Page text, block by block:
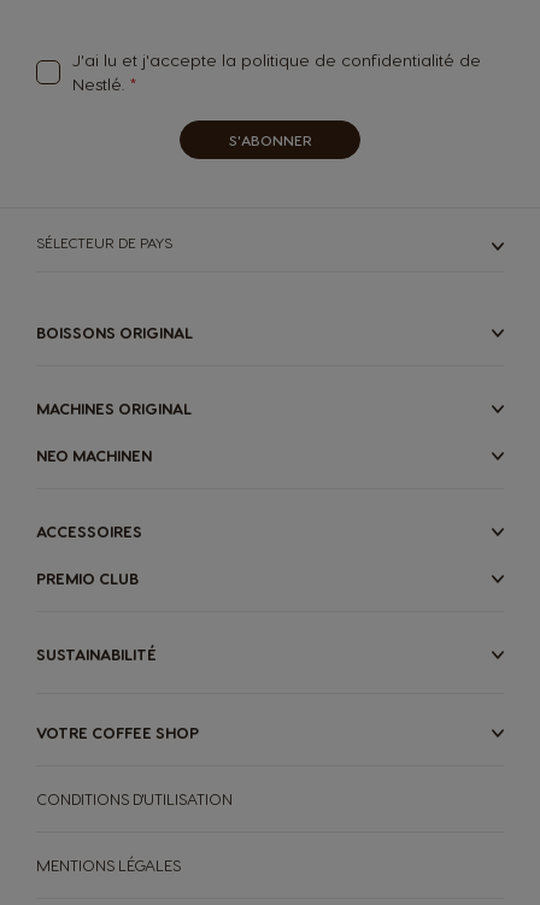
J'ai lu et j'accepte la politique de confidentialité de
Nestlé.
S'ABONNER
SÉLECTEUR DE PAYS
BOISSONS ORIGINAL
MACHINES ORIGINAL
NEO MACHINEN
ACCESSOIRES
PREMIO CLUB
SUSTAINABILITÉ
VOTRE COFFEE SHOP
CONDITIONS D'UTILISATION
MENTIONS LÉGALES